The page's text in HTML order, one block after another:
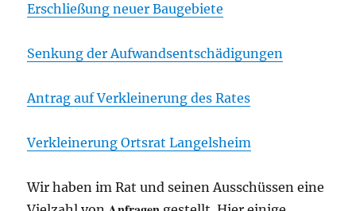
Erschließung neuer Baugebiete
Senkung der Aufwandsentschädigungen
Antrag auf Verkleinerung des Rates
Verkleinerung Ortsrat Langelsheim
Wir haben im Rat und seinen Ausschüssen eine